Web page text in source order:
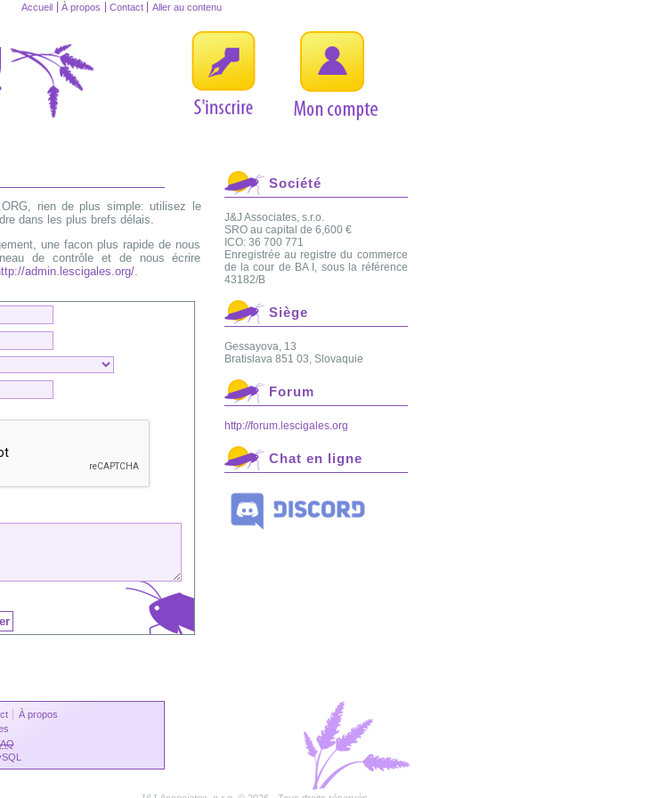
Accueil À propos Contact Aller au contenu
Société
J&J Associates, s.r.o.
SRO au capital de 6,600 €
ICO: 36 700 771
Enregistrée au registre du commerce
de la cour de BA I, sous la référence
43182/B
Siège
Gessayova, 13
Bratislava 851 03, Slovaquie
Forum
http://forum.lescigales.org
Chat en ligne
rien de plus simple: utilisez le
dans les plus brefs délais.
une facon plus rapide de nous
de contrôle et de nous écrire
admin.lescigales.org/.
À propos